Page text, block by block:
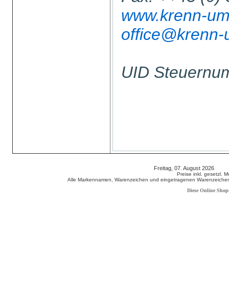
www.krenn-
UID
Freitag, 07. August 2026
Preise inkl. gesetzl.
Alle Markennamen, Warenzeichen und eingetragenen
Diese Online